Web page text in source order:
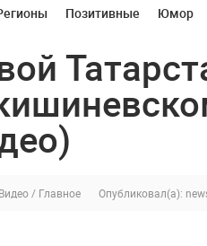
Позитивные Юмор
Видео / Главное Опубликовал(а):